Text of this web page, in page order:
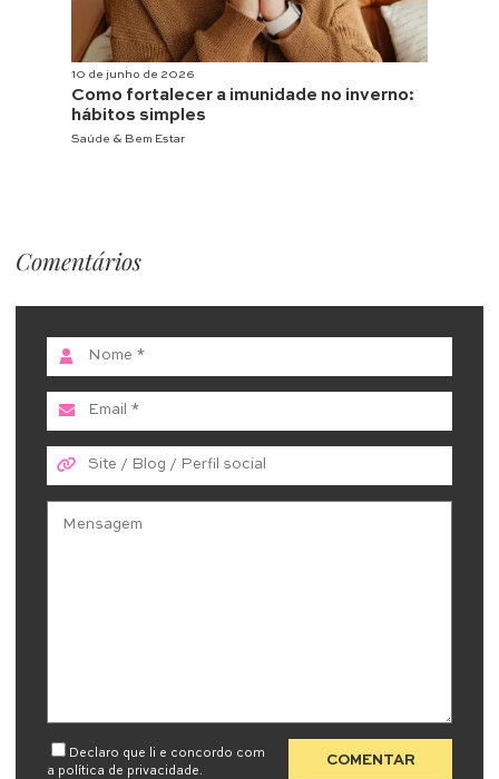
10 de junho de 2026
Como fortalecer a imunidade no inverno:
hábitos simples
Saúde & Bem Estar
Comentários
Declaro que li e concordo com
a política de privacidade.